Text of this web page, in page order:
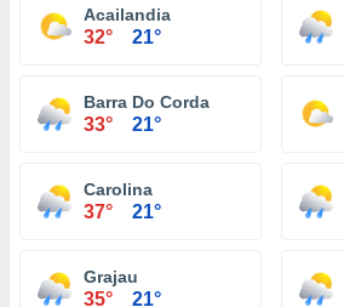
Acailandia
32° 21°
Barra Do Corda
33° 21°
Carolina
37° 21°
Grajau
35° 21°